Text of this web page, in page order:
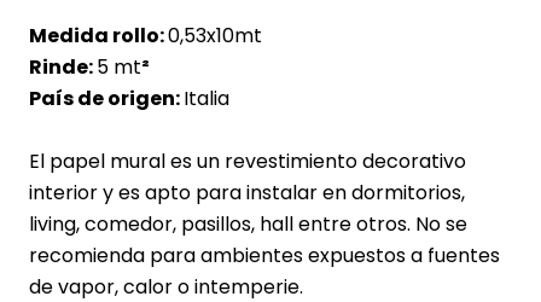
Medida rollo:0,53x10mt
Rinde:5 mt²
País de origen:Italia
El papel mural es un revestimiento decorativo
interior y es apto para instalar en dormitorios,
living, comedor, pasillos, hall entre otros. No se
recomienda para ambientes expuestos a fuentes
de vapor, calor o intemperie.